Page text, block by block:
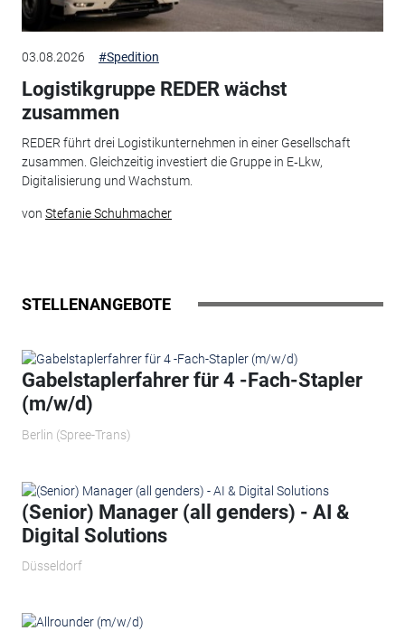
03.08.2026 #Spedition
Logistikgruppe REDER wächst
zusammen
REDER führt drei Logistikunternehmen in einer Gesellschaft
zusammen. Gleichzeitig investiert die Gruppe in E‑Lkw,
Digitalisierung und Wachstum.
von Stefanie Schuhmacher
STELLENANGEBOTE
Gabelstaplerfahrer für 4 -Fach-Stapler
(m/w/d)
Berlin (Spree-Trans)
(Senior) Manager (all genders) - AI &
Digital Solutions
Düsseldorf